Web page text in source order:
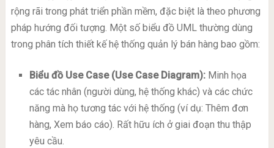
rộng rãi trong phát triển phần mềm, đặc biệt là theo phương
pháp hướng đối tượng. Một số biểu đồ UML thường dùng
trong phân tích thiết kế hệ thống quản lý bán hàng bao gồm:
Biểu đồ Use Case (Use Case Diagram):Minh họa
các tác nhân (người dùng, hệ thống khác) và các chức
năng mà họ tương tác với hệ thống (ví dụ: Thêm đơn
hàng, Xem báo cáo). Rất hữu ích ở giai đoạn thu thập
yêu cầu.